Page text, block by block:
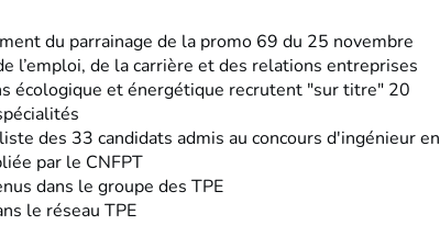
du parrainage de la promo 69 du 25 novembre
l’emploi, de la carrière et des relations entreprises
écologique et énergétique recrutent "sur titre" 20
des 33 candidats admis au concours d'ingénieur en
par le CNFPT
dans le groupe des TPE
le réseau TPE